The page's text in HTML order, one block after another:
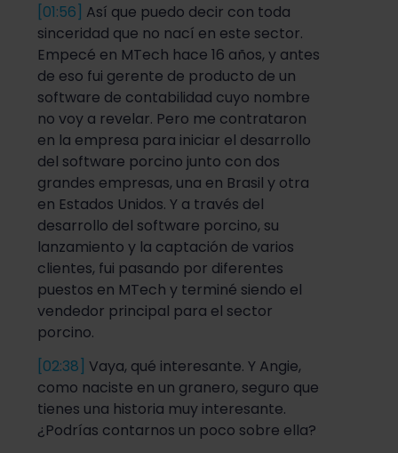
[01:56] Así que puedo decir con toda
sinceridad que no nací en este sector.
Empecé en MTech hace 16 años, y antes
de eso fui gerente de producto de un
software de contabilidad cuyo nombre
no voy a revelar. Pero me contrataron
en la empresa para iniciar el desarrollo
del software porcino junto con dos
grandes empresas, una en Brasil y otra
en Estados Unidos. Y a través del
desarrollo del software porcino, su
lanzamiento y la captación de varios
clientes, fui pasando por diferentes
puestos en MTech y terminé siendo el
vendedor principal para el sector
porcino.
[02:38] Vaya, qué interesante. Y Angie,
como naciste en un granero, seguro que
tienes una historia muy interesante.
¿Podrías contarnos un poco sobre ella?